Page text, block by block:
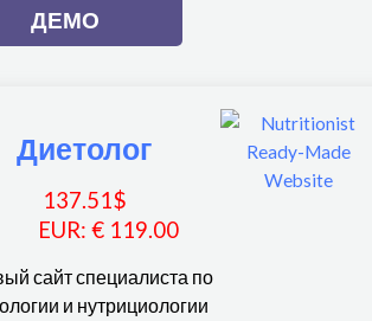
ДЕМО
Диетолог
137.51$
EUR: € 119.00
сайт специалиста по
и нутрициологии